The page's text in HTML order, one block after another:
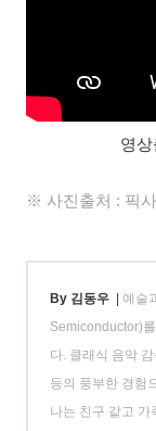
영
※ 사진출처 : 픽사
By 김동우 | 예술
Semiconductor)
다. 클래식 음악
등의 풍부한 경험
나는 친구 같고 가